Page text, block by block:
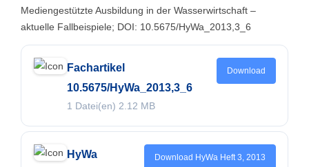
Mediengestützte Ausbildung in der Wasserwirtschaft –
aktuelle Fallbeispiele; DOI: 10.5675/HyWa_2013,3_6
Fachartikel
10.5675/HyWa_2013,3_6
1 Datei(en) 2.12 MB
Download
HyWa
Download HyWa Heft 3, 2013